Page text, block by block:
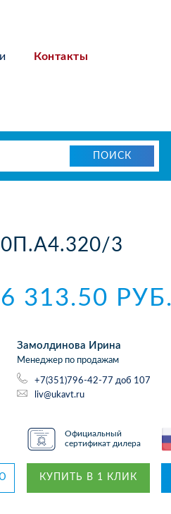
Контакты
3
6 313.50 РУБ.
Замолдинова Ирина
Менеджер по продажам
+7(351)796-42-77 доб 107
liv@ukavt.ru
Официальный
сертификат дилера
КУПИТЬ В 1 КЛИК